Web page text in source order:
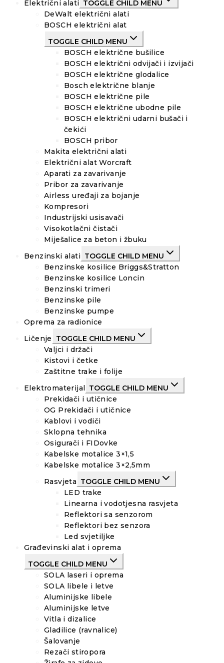
Električni alati TOGGLE CHILD MENU
DeWalt električni alati
BOSCH električni alat
TOGGLE CHILD MENU
BOSCH električne bušilice
BOSCH električni odvijači i izvijači
BOSCH električne glodalice
Bosch električne blanje
BOSCH električne pile
BOSCH električne ubodne pile
BOSCH električni udarni bušači i
čekići
BOSCH pribor
Makita električni alati
Električni alat Worcraft
Aparati za zavarivanje
Pribor za zavarivanje
Airless uređaji za bojanje
Kompresori
Industrijski usisavači
Visokotlačni čistači
Miješalice za beton i žbuku
Benzinski alati TOGGLE CHILD MENU
Benzinske kosilice Briggs&Stratton
Benzinske kosilice Loncin
Benzinski trimeri
Benzinske pile
Benzinske pumpe
Oprema za radionice
Ličenje
TOGGLE CHILD MENU
Valjci i držači
Kistovi i četke
Zaštitne trake i folije
Elektromaterijal
TOGGLE CHILD MENU
Prekidači i utičnice
OG Prekidači i utičnice
Kablovi i vodiči
Sklopna tehnika
Osigurači i FIDovke
Kabelske motalice 3×1,5
Kabelske motalice 3×2,5mm
Rasvjeta TOGGLE CHILD MENU
LED trake
Linearna i vodotjesna rasvjeta
Reflektori sa senzorom
Reflektori bez senzora
Led svjetiljke
Građevinski alat i oprema
TOGGLE CHILD MENU
SOLA laseri i oprema
SOLA libele i letve
Aluminijske libele
Aluminijske letve
Vitla i dizalice
Gladilice (ravnalice)
Šalovanje
Rezači stiropora